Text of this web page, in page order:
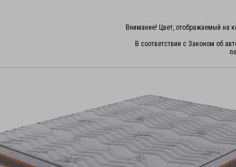
Внимание! Цвет, отображаемый на
В соответствии с Законом об